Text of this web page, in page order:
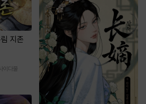
지존
이다물